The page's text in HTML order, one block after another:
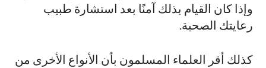
وإذا كان القيام بذلك آمنًا بعد استشارة طبيب
رعايتك الصحية.
كذلك أقر العلماء المسلمون بأن الأنواع الأخرى من